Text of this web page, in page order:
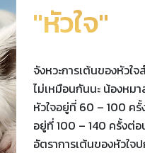
"หัวใจ"
จังหวะการเต้นของหัวใ
ไม่เหมือนกันนะ น้องหม
หัวใจอยู่ที่ 60 – 100 ค
อยู่ที่ 100 – 140 ครั้งต่
อัตราการเต้นของหัวใ